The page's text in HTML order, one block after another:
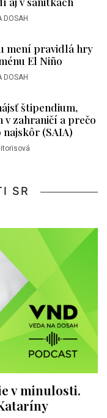
DOSAH
mení pravidlá hry
El Niño
DOSAH
štipendium,
zahraničí a prečo
najskôr (SAIA)
SR
v minulosti.